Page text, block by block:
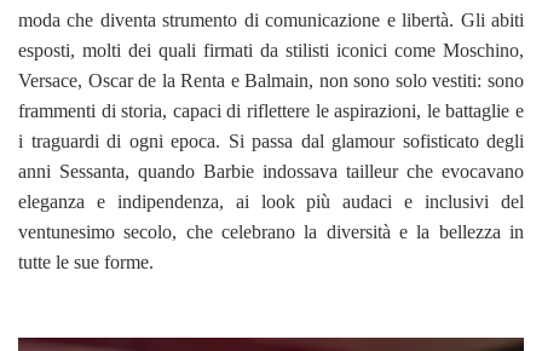
moda che diventa strumento di comunicazione e libertà. Gli abiti
esposti, molti dei quali firmati da stilisti iconici come Moschino,
Versace, Oscar de la Renta e Balmain, non sono solo vestiti: sono
frammenti di storia, capaci di riflettere le aspirazioni, le battaglie e
i traguardi di ogni epoca. Si passa dal glamour sofisticato degli
anni Sessanta, quando Barbie indossava tailleur che evocavano
eleganza e indipendenza, ai look più audaci e inclusivi del
ventunesimo secolo, che celebrano la diversità e la bellezza in
tutte le sue forme.